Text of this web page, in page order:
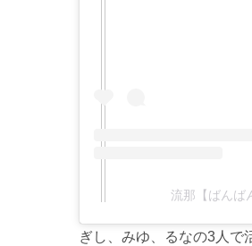
流那【ばんば
ぎし、みゆ、るなの3人で